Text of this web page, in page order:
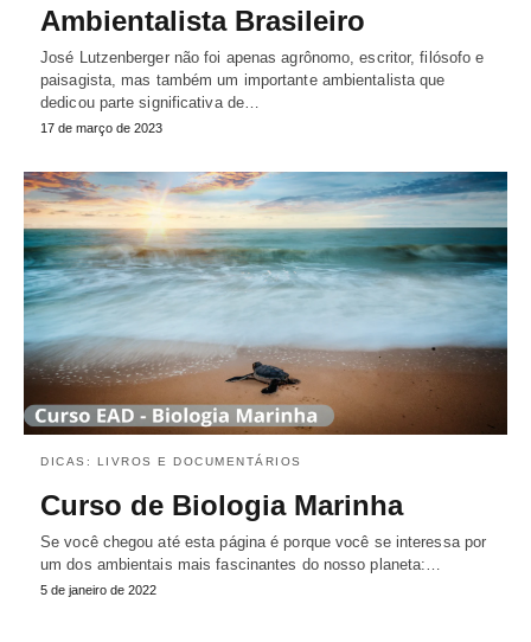
Ambientalista Brasileiro
José Lutzenberger não foi apenas agrônomo, escritor, filósofo e
paisagista, mas também um importante ambientalista que
dedicou parte significativa de…
17 de março de 2023
DICAS: LIVROS E DOCUMENTÁRIOS
Curso de Biologia Marinha
Se você chegou até esta página é porque você se interessa por
um dos ambientais mais fascinantes do nosso planeta:…
5 de janeiro de 2022